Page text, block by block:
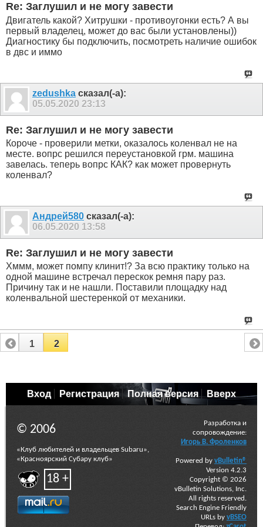
Re: Заглушил и не могу завести
Двигатель какой? Хитрушки - противоугонки есть? А вы
первый владелец, может до вас были установлены))
Диагностику бы подключить, посмотреть наличие ошибок
в двс и иммо
zedushka сказал(-а):
05.05.2020 23:13
Re: Заглушил и не могу завести
Короче - проверили метки, оказалось коленвал не на
месте. вопрс решился переустановкой грм. машина
завелась. теперь вопрс КАК? как может провернуть
коленвал?
Андрей580 сказал(-а):
06.05.2020 13:58
Re: Заглушил и не могу завести
Хммм, может помпу клинит!? За всю практику только на
одной машине встречал перескок ремня пару раз.
Причину так и не нашли. Поставили площадку над
коленвальной шестеренкой от механики.
1 2
Вход Регистрация Полная версия Вверх
© 2006
«Клуб любителей и владельцев Subaru»,
«Красноярский Субару клуб»
18 +
Разработка и
сопровождение:
Игорь В. Фроленков
Powered by vBulletin®
Version 4.2.3
Copyright © 2026
vBulletin Solutions, Inc.
All rights reserved.
Search Engine Friendly
URLs by vBSEO